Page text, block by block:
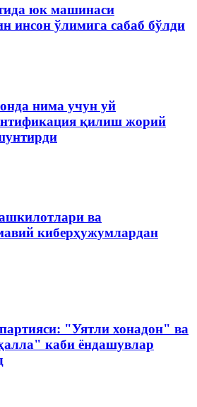
юк машинаси
инсон ўлимига сабаб бўлди
нима учун уй
қилиш жорий
ва
киберҳужумлардан
"Уятли хонадон" ва
каби ёндашувлар